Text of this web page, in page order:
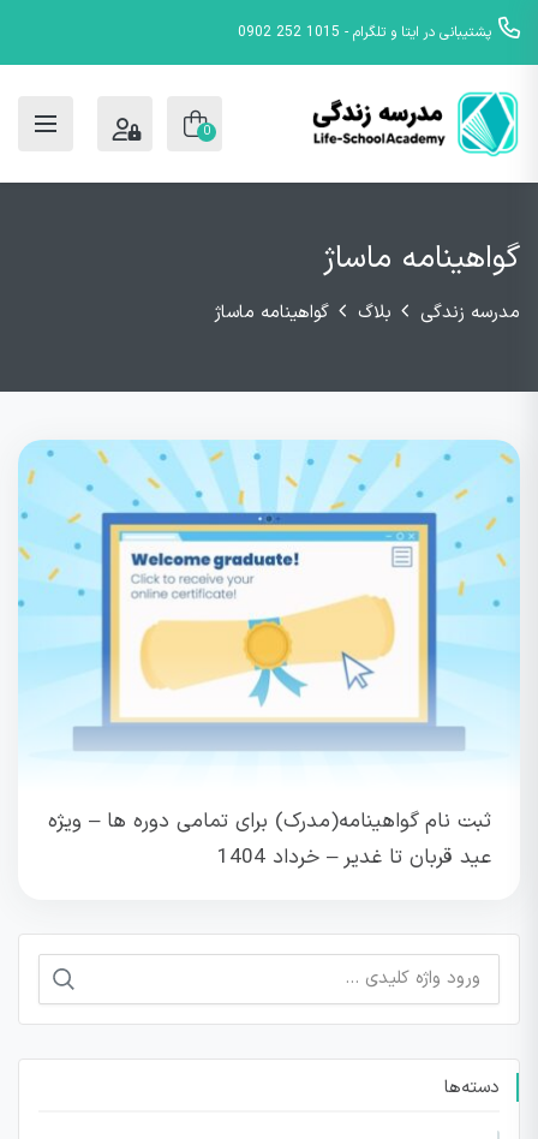
پشتیبانی در ایتا و تلگرام - 1015 252 0902
0
گواهینامه ماساژ
مدرسه زندگی بلاگ گواهینامه ماساژ
ثبت نام گواهینامه(مدرک) برای تمامی دوره ها – ویژه
عید قربان تا غدیر – خرداد 1404
جستجو
برای:
دسته‌ها